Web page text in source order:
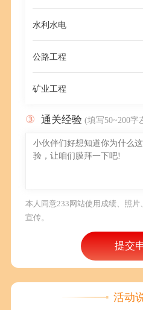
水利水电
公路工程
矿业工程
③ 通关经验 (填写50~200字
本人同意233网站使用成绩、照
宣传。
提交
活动